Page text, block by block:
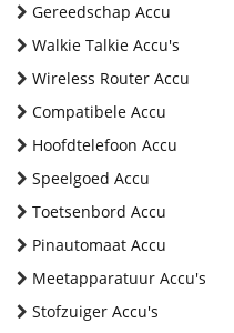
Gereedschap Accu
Walkie Talkie Accu's
Wireless Router Accu
Compatibele Accu
Hoofdtelefoon Accu
Speelgoed Accu
Toetsenbord Accu
Pinautomaat Accu
Meetapparatuur Accu's
Stofzuiger Accu's